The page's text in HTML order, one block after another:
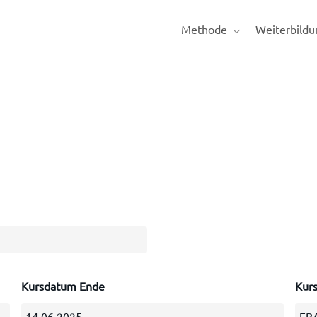
Methode
Kursdatum Ende